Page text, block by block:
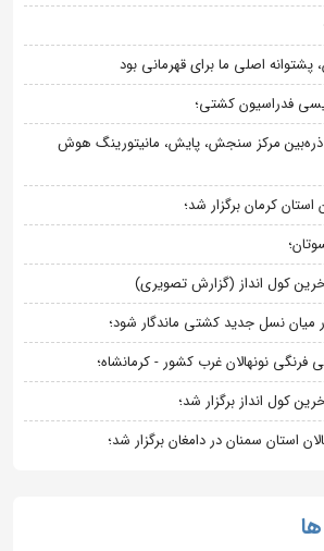
پشتوانه اصلی ما برای قهرمانی بود
فدراسیون کشتی؛
ذره‌بین مرکز سنجش، پایش، مانیتورینگ هوش
استان کرمان برگزار شد؛
کول انداز (گزارش تصویری)
میان نسل جدید کشتی ماندگار شود؛
فرنگی نونهالان غرب کشور - کرمانشاه؛
کول انداز برگزار شد؛
استان سمنان در دامغان برگزار شد؛